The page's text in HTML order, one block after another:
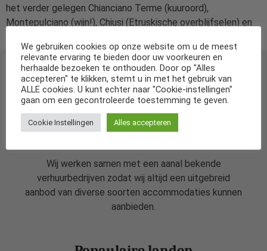
het verder gelegen Chianciano Terme (kuuroord),
Montepulciano (wijn!), Chiusi (Etruskische overblijfselen) en
De specialist in vakantiehuizen in Nederland
Wij werken samen met een aanal bekende
verhuurbedrijven zodat wij altijd een uitgebreid
aanbod van diverse soorten accommodaties kunnen
aanbieden.
We gebruiken cookies op onze website om u de meest
relevante ervaring te bieden door uw voorkeuren en
herhaalde bezoeken te onthouden. Door op "Alles
accepteren" te klikken, stemt u in met het gebruik van
ALLE cookies. U kunt echter naar "Cookie-instellingen"
gaan om een gecontroleerde toestemming te geven.
Cookie Instellingen Alles accepteren